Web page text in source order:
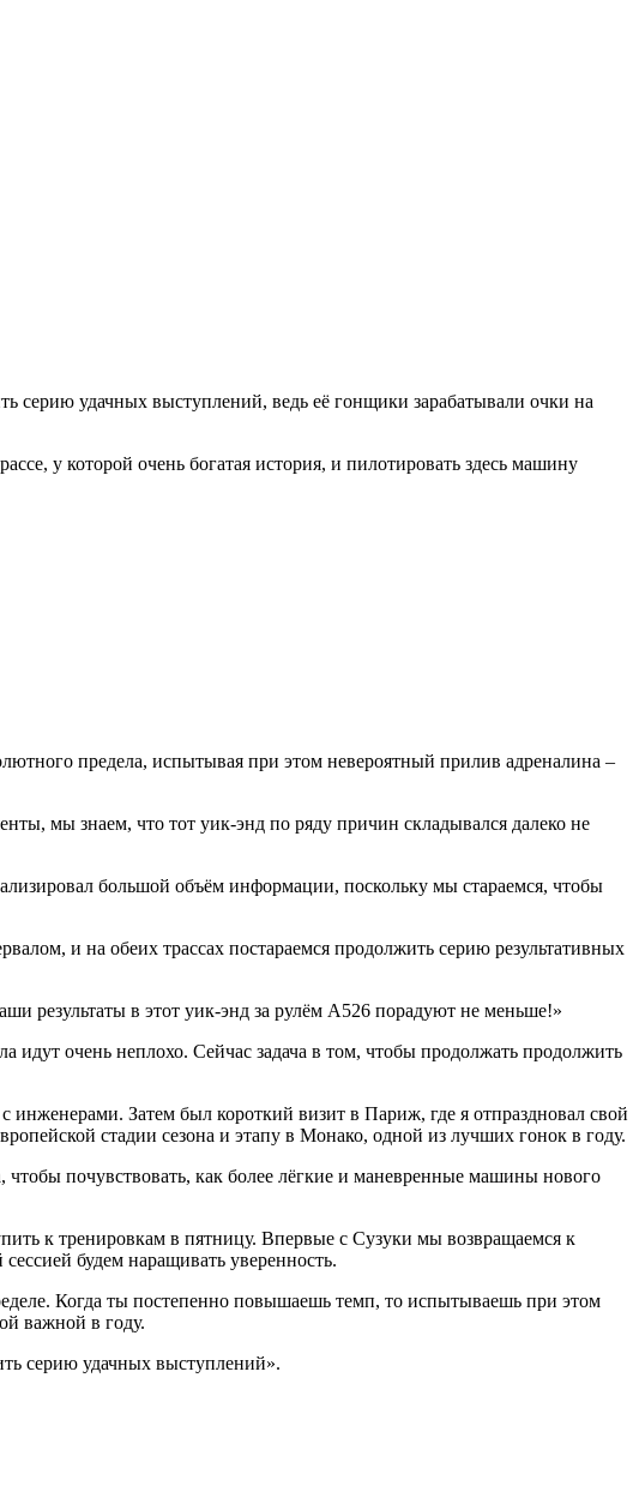
серию удачных выступлений, ведь её гонщики зарабатывали очки на
у которой очень богатая история, и пилотировать здесь машину
предела, испытывая при этом невероятный прилив адреналина –
мы знаем, что тот уик-энд по ряду причин складывался далеко не
большой объём информации, поскольку мы стараемся, чтобы
и на обеих трассах постараемся продолжить серию результативных
результаты в этот уик-энд за рулём A526 порадуют не меньше!»
очень неплохо. Сейчас задача в том, чтобы продолжать продолжить
инженерами. Затем был короткий визит в Париж, где я отпраздновал свой
стадии сезона и этапу в Монако, одной из лучших гонок в году.
почувствовать, как более лёгкие и маневренные машины нового
к тренировкам в пятницу. Впервые с Сузуки мы возвращаемся к
будем наращивать уверенность.
Когда ты постепенно повышаешь темп, то испытываешь при этом
важной в году.
серию удачных выступлений».